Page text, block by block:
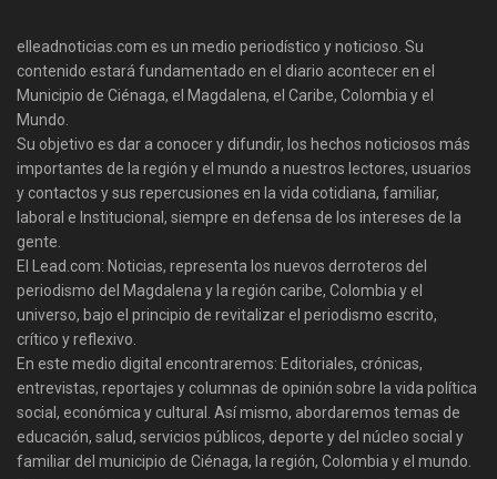
elleadnoticias.com es un medio periodístico y noticioso. Su
contenido estará fundamentado en el diario acontecer en el
Municipio de Ciénaga, el Magdalena, el Caribe, Colombia y el
Mundo.
Su objetivo es dar a conocer y difundir, los hechos noticiosos más
importantes de la región y el mundo a nuestros lectores, usuarios
y contactos y sus repercusiones en la vida cotidiana, familiar,
laboral e Institucional, siempre en defensa de los intereses de la
gente.
El Lead.com: Noticias, representa los nuevos derroteros del
periodismo del Magdalena y la región caribe, Colombia y el
universo, bajo el principio de revitalizar el periodismo escrito,
crítico y reflexivo.
En este medio digital encontraremos: Editoriales, crónicas,
entrevistas, reportajes y columnas de opinión sobre la vida política
social, económica y cultural. Así mismo, abordaremos temas de
educación, salud, servicios públicos, deporte y del núcleo social y
familiar del municipio de Ciénaga, la región, Colombia y el mundo.